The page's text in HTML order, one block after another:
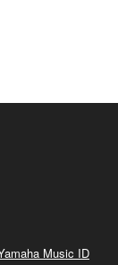
Music ID